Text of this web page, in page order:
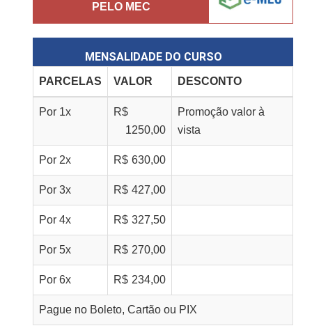
PELO MEC
MENSALIDADE DO CURSO
PARCELAS VALOR DESCONTO
Por 1x
R$
1250,00
Promoção valor à
vista
Por 2x R$ 630,00
Por 3x R$ 427,00
Por 4x R$ 327,50
Por 5x R$ 270,00
Por 6x R$ 234,00
Pague no Boleto, Cartão ou PIX